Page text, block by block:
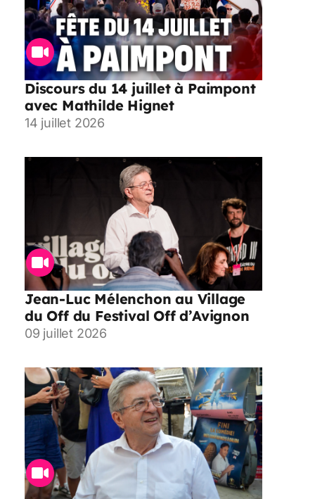
Discours du 14 juillet à Paimpont
avec Mathilde Hignet
14 juillet 2026
Jean-Luc Mélenchon au Village
du Off du Festival Off d’Avignon
09 juillet 2026